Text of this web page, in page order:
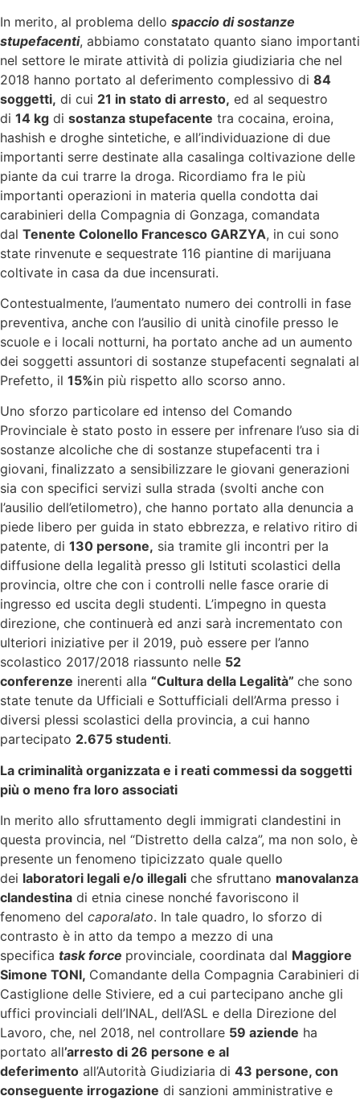
In merito, al problema dello spaccio di sostanze
stupefacenti, abbiamo constatato quanto siano importanti
nel settore le mirate attività di polizia giudiziaria che nel
2018 hanno portato al deferimento complessivo di 84
soggetti, di cui 21 in stato di arresto, ed al sequestro
di 14 kg di sostanza stupefacente tra cocaina, eroina,
hashish e droghe sintetiche, e all’individuazione di due
importanti serre destinate alla casalinga coltivazione delle
piante da cui trarre la droga. Ricordiamo fra le più
importanti operazioni in materia quella condotta dai
carabinieri della Compagnia di Gonzaga, comandata
dal Tenente Colonello Francesco GARZYA, in cui sono
state rinvenute e sequestrate 116 piantine di marijuana
coltivate in casa da due incensurati.
Contestualmente, l’aumentato numero dei controlli in fase
preventiva, anche con l’ausilio di unità cinofile presso le
scuole e i locali notturni, ha portato anche ad un aumento
dei soggetti assuntori di sostanze stupefacenti segnalati al
Prefetto, il 15%in più rispetto allo scorso anno.
Uno sforzo particolare ed intenso del Comando
Provinciale è stato posto in essere per infrenare l’uso sia di
sostanze alcoliche che di sostanze stupefacenti tra i
giovani, finalizzato a sensibilizzare le giovani generazioni
sia con specifici servizi sulla strada (svolti anche con
l’ausilio dell’etilometro), che hanno portato alla denuncia a
piede libero per guida in stato ebbrezza, e relativo ritiro di
patente, di 130 persone, sia tramite gli incontri per la
diffusione della legalità presso gli Istituti scolastici della
provincia, oltre che con i controlli nelle fasce orarie di
ingresso ed uscita degli studenti. L’impegno in questa
direzione, che continuerà ed anzi sarà incrementato con
ulteriori iniziative per il 2019, può essere per l’anno
scolastico 2017/2018 riassunto nelle 52
conferenze inerenti alla “Cultura della Legalità” che sono
state tenute da Ufficiali e Sottufficiali dell’Arma presso i
diversi plessi scolastici della provincia, a cui hanno
partecipato 2.675 studenti.
La criminalità organizzata e i reati commessi da soggetti
più o meno fra loro associati
In merito allo sfruttamento degli immigrati clandestini in
questa provincia, nel “Distretto della calza”, ma non solo, è
presente un fenomeno tipicizzato quale quello
dei laboratori legali e/o illegali che sfruttano manovalanza
clandestina di etnia cinese nonché favoriscono il
fenomeno del caporalato. In tale quadro, lo sforzo di
contrasto è in atto da tempo a mezzo di una
specifica task force provinciale, coordinata dal Maggiore
Simone TONI, Comandante della Compagnia Carabinieri di
Castiglione delle Stiviere, ed a cui partecipano anche gli
uffici provinciali dell’INAL, dell’ASL e della Direzione del
Lavoro, che, nel 2018, nel controllare 59 aziende ha
portato all’arresto di 26 persone e al
deferimento all’Autorità Giudiziaria di 43 persone, con
conseguente irrogazione di sanzioni amministrative e